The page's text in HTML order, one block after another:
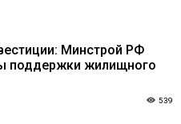
Минстрой РФ
поддержки жилищного
539